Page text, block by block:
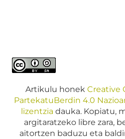
Artikulu honek Creative
PartekatuBerdin 4.0
lizentzia dauka. Kopiatu,
argitaratzeko libre zara,
aitortzen baduzu eta